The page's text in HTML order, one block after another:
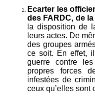
Ecarter les
des FARDC, de
la disposition de
leurs actes. De
des groupes
ce soit. En effet,
guerre contre
propres forces
infestées de
ceux qu’elles sont